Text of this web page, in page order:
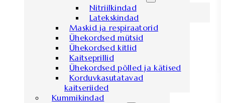
Nitriilkindad
Latekskindad
Maskid ja respiraatorid
Ühekordsed mütsid
Ühekordsed kitlid
Kaitseprillid
Ühekordsed põlled ja kätised
Korduvkasutatavad
kaitseriided
Kummikindad